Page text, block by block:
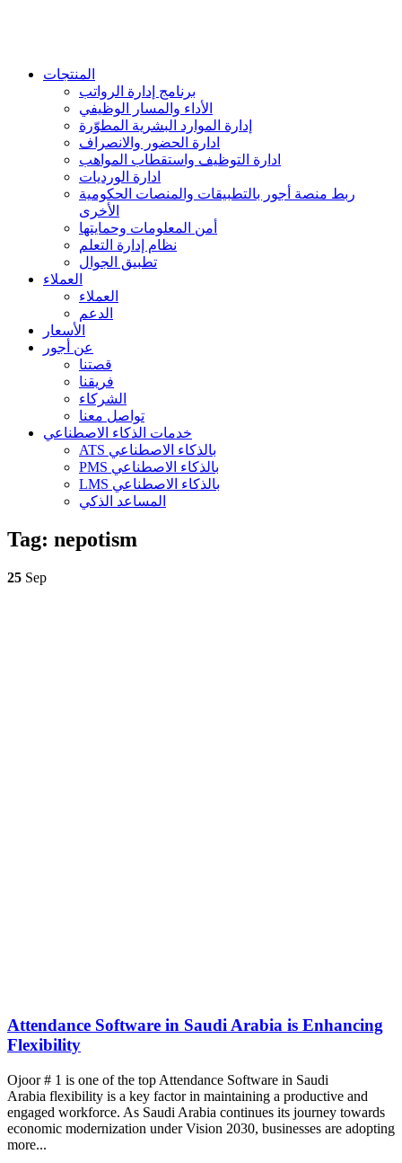
المنتجات
برنامج إدارة الرواتب
الأداء والمسار الوظيفي
إدارة الموارد البشرية المطوّرة
ادارة الحضور والانصراف
ادارة التوظيف واستقطاب المواهب
ادارة الورديات
ربط منصة أجور بالتطبيقات والمنصات الحكومية
الأخرى
أمن المعلومات وحمايتها
نظام إدارة التعلم
تطبيق الجوال
العملاء
العملاء
الدعم
الأسعار
عن أجور
قصتنا
فريقنا
الشركاء
تواصل معنا
خدمات الذكاء الاصطناعي
ATS بالذكاء الاصطناعي
PMS بالذكاء الاصطناعي
LMS بالذكاء الاصطناعي
المساعد الذكي
Tag: nepotism
25 Sep
Attendance Software in Saudi Arabia is Enhancing
Flexibility
Ojoor # 1 is one of the top Attendance Software in Saudi
Arabia flexibility is a key factor in maintaining a productive and
engaged workforce. As Saudi Arabia continues its journey towards
economic modernization under Vision 2030, businesses are adopting
more...